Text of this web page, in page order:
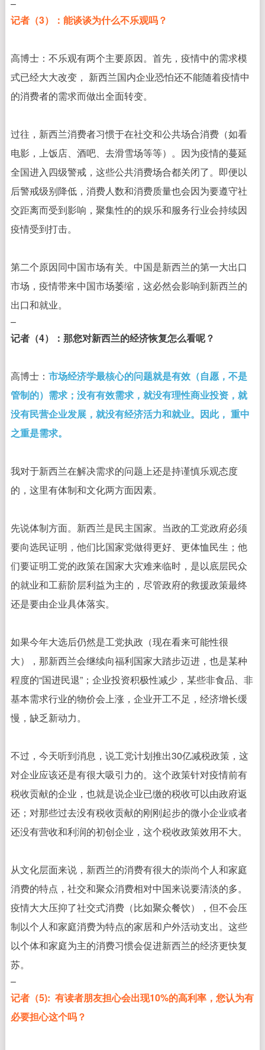
–
记者（3）：能谈谈为什么不乐观吗？
高博士： 不乐观有两个主要原因。首先，疫情中的需求模
式已经大大改变， 新西兰国内企业恐怕还不能随着疫情中
的消费者的需求而做出全面转变。
过往，新西兰消费者习惯于在社交和公共场合消费（如看
电影，上饭店、酒吧、去滑雪场等等）。因为疫情的蔓延
全国进入四级警戒，这些公共消费场合都关闭了。即便以
后警戒级别降低， 消费人数和消费质量也会因为要遵守社
交距离而受到影响，聚集性的的娱乐和服务行业会持续因
疫情受到打击。
第二个原因同中国市场有关。中国是新西兰的第一大出口
市场，疫情带来中国市场萎缩，这必然会影响到新西兰的
出口和就业。
–
记者（4）：那您对新西兰的经济恢复怎么看呢？
高博士： 市场经济学最核心的问题就是有效（自愿，不是
管制的）需求； 没有有效需求，就没有理性商业投资，就
没有民营企业发展，就没有经济活力和就业。因此， 重中
之重是需求。
我对于新西兰在解决需求的问题上还是持谨慎乐观态度
的，这里有体制和文化两方面因素。
先说体制方面。新西兰是民主国家。当政的工党政府必须
要向选民证明，他们比国家党做得更好、更体恤民生；他
们要证明工党的政策在国家大灾难来临时，是以底层民众
的就业和工薪阶层利益为主的，尽管政府的救援政策最终
还是要由企业具体落实。
如果今年大选后仍然是工党执政（现在看来可能性很
大），那新西兰会继续向福利国家大踏步迈进，也是某种
程度的“国进民退”；企业投资积极性减少，某些非食品、非
基本需求行业的物价会上涨，企业开工不足，经济增长缓
慢，缺乏新动力。
不过，今天听到消息，说工党计划推出30亿减税政策，这
对企业应该还是有很大吸引力的。这个政策针对疫情前有
税收贡献的企业，也就是说企业已缴的税收可以由政府返
还；对那些过去没有税收贡献的刚刚起步的微小企业或者
还没有营收和利润的初创企业，这个税收政策效用不大。
从文化层面来说，新西兰的消费有很大的崇尚个人和家庭
消费的特点，社交和聚众消费相对中国来说要清淡的多。
疫情大大压抑了社交式消费（比如聚众餐饮），但不会压
制以个人和家庭消费为特点的家居和户外活动支出。这些
以个体和家庭为主的消费习惯会促进新西兰的经济更快复
苏。
–
记者（5): 有读者朋友担心会出现10%的高利率，您认为有
必要担心这个吗？